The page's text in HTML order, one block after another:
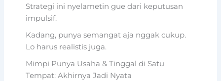
Strategi ini nyelametin gue dari keputusan
impulsif.
Kadang, punya semangat aja nggak cukup.
Lo harus realistis juga.
Mimpi Punya Usaha & Tinggal di Satu
Tempat: Akhirnya Jadi Nyata